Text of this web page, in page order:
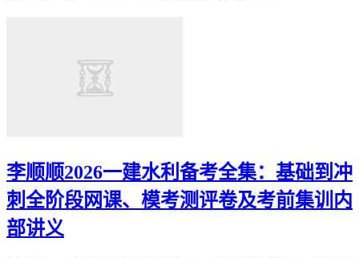
李顺顺2026一建水利备考全集：基础到冲
刺全阶段网课、模考测评卷及考前集训内
部讲义